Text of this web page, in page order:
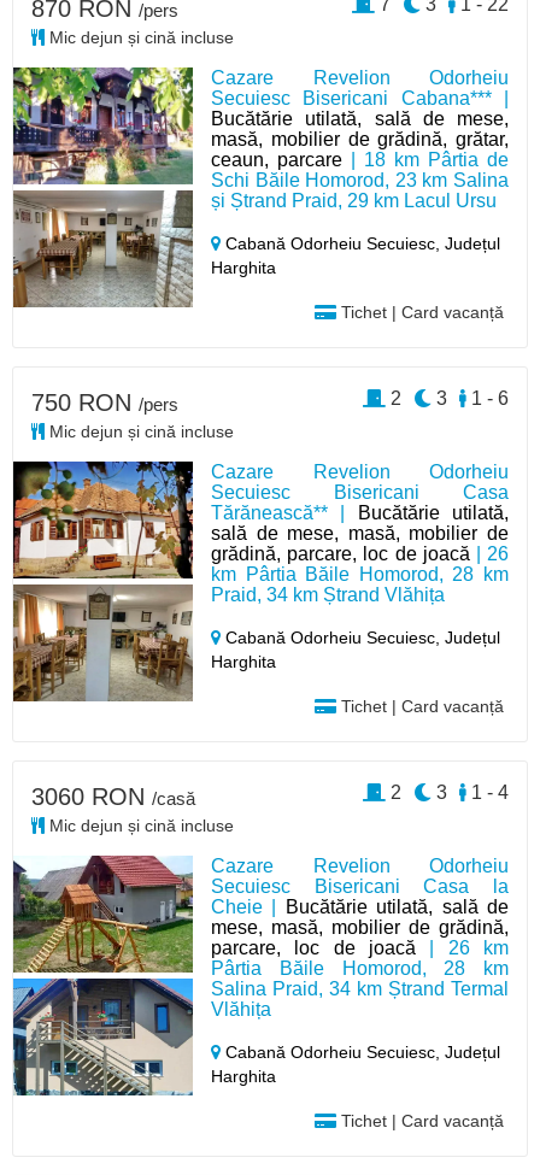
Cazare Revelion Odorheiu
Secuiesc Bisericani Cabana*** |
Bucătărie utilată, sală de mese,
masă, mobilier de grădină, grătar,
ceaun, parcare | 18 km Pârtia de
Schi Băile Homorod, 23 km Salina
și Ștrand Praid, 29 km Lacul Ursu
Cabană Odorheiu Secuiesc,Județul
Harghita
Tichet | Card vacanță
870 RON /pers
Mic dejun și cină incluse
1 - 22
3
7
Cazare Revelion Odorheiu
Secuiesc Bisericani Casa
Tărănească** |
Bucătărie utilată,
sală de mese, masă, mobilier de
grădină, parcare, loc de joacă | 26
km Pârtia Băile Homorod, 28 km
Praid, 34 km Ștrand Vlăhița
Cabană Odorheiu Secuiesc,Județul
Harghita
Tichet | Card vacanță
750 RON /pers
Mic dejun și cină incluse
1 - 6
3
2
Cazare Revelion Odorheiu
Secuiesc Bisericani Casa la
Cheie |
Bucătărie utilată, sală de
mese, masă, mobilier de grădină,
parcare, loc de joacă | 26 km
Pârtia Băile Homorod, 28 km
Salina Praid, 34 km Ștrand Termal
Vlăhița
Cabană Odorheiu Secuiesc,Județul
Harghita
Tichet | Card vacanță
3060 RON /casă
Mic dejun și cină incluse
1 - 4
3
2